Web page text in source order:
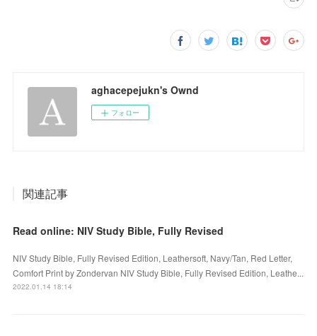
aghacepejukn's Ownd
フォロー
関連記事
Read online: NIV Study Bible, Fully Revised
NIV Study Bible, Fully Revised Edition, Leathersoft, Navy/Tan, Red Letter,
Comfort Print by Zondervan NIV Study Bible, Fully Revised Edition, Leathe...
2022.01.14 18:14